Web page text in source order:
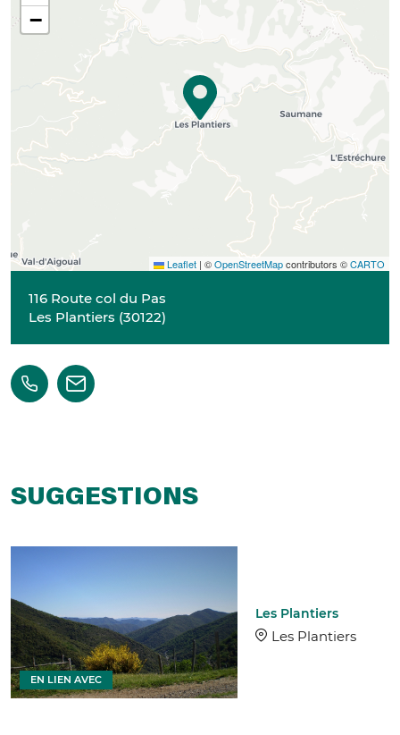
−
Leaflet | ©OpenStreetMapcontributors ©CARTO
116 Route col du Pas
Les Plantiers (30122)
SUGGESTIONS
Les Plantiers
Les Plantiers
EN LIEN AVEC